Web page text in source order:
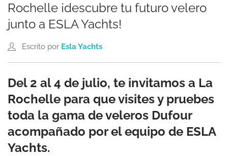
Rochelle ¡descubre tu futuro velero
junto a ESLA Yachts!
Escrito por Esla Yachts
Del 2 al 4 de julio, te invitamos a La
Rochelle para que visites y pruebes
toda la gama de veleros Dufour
acompañado por el equipo de ESLA
Yachts.